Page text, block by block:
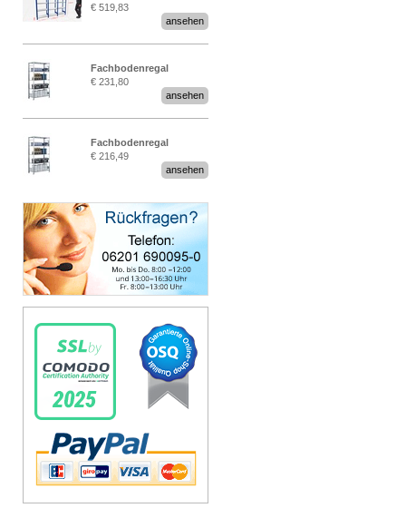
Stecksystem MultiPlus
2,25 Meter breit
€ 519,83
ansehen
Fachbodenregal
Stecksystem MultiPlus
€ 231,80
ansehen
Fachbodenregal
Stecksystem MultiPlus
€ 216,49
ansehen